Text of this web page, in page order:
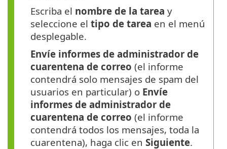
Escriba el nombre de la tarea y
seleccione el tipo de tarea en el menú
desplegable.
Envíe informes de administrador de
cuarentena de correo (el informe
contendrá solo mensajes de spam del
usuarios en particular) o Envíe
informes de administrador de
cuarentena de correo (el informe
contendrá todos los mensajes, toda la
cuarentena), haga clic en Siguiente.